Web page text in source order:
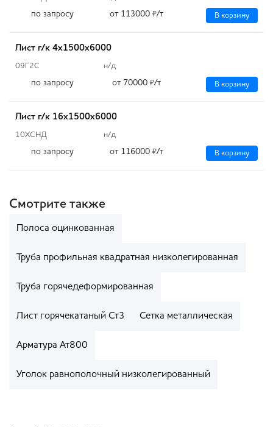
по запросу от 113000 ₽/т В корзину
Лист г/к 4х1500х6000
09Г2С н/д
по запросу от 70000 ₽/т В корзину
Лист г/к 16х1500х6000
10ХСНД н/д
по запросу от 116000 ₽/т В корзину
Смотрите также
Полоса оцинкованная
Труба профильная квадратная низколегированная
Труба горячедеформированная
Лист горячекатаный Ст3 Сетка металлическая
Арматура Ат800
Уголок равнополочный низколегированный